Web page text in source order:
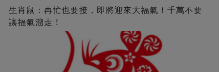
生肖鼠：再忙也要接，即將迎來大福氣！千萬不要
讓福氣溜走！